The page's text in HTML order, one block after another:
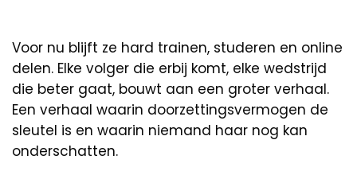
Voor nu blijft ze hard trainen, studeren en online
delen. Elke volger die erbij komt, elke wedstrijd
die beter gaat, bouwt aan een groter verhaal.
Een verhaal waarin doorzettingsvermogen de
sleutel is en waarin niemand haar nog kan
onderschatten.